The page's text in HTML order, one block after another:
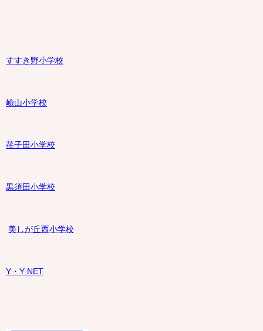
すすき野小学校
嶮山小学校
荏子田小学校
黒須田小学校
美しが丘西小学校
Y・Y NET